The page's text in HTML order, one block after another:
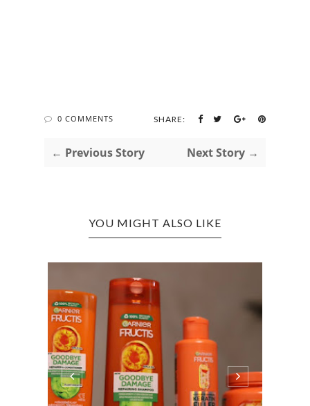
0 COMMENTS SHARE:
← Previous Story Next Story →
YOU MIGHT ALSO LIKE